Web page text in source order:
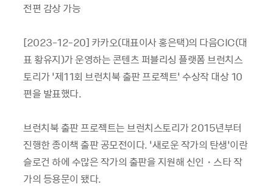
전편 감상 가능
[2023-12-20] 카카오(대표이사 홍은택)의 다음CIC(대
표 황유지)가 운영하는 콘텐츠 퍼블리싱 플랫폼 브런치스
토리가 ‘제11회 브런치북 출판 프로젝트’ 수상작 대상 10
편을 발표했다.
브런치북 출판 프로젝트는 브런치스토리가 2015년부터
진행한 종이책 출판 공모전이다. ‘새로운 작가의 탄생’이란
슬로건 하에 수많은 작가의 출판을 지원해 신인・스타 작
가의 등용문이 됐다.